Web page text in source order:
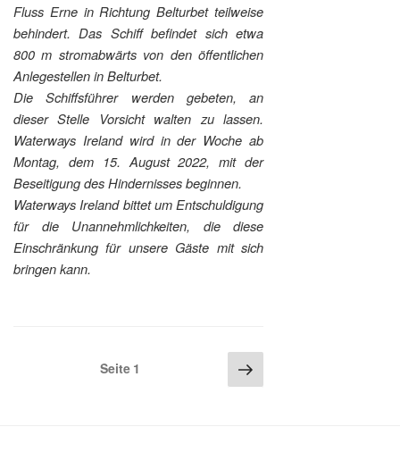
Fluss Erne in Richtung Belturbet teilweise
behindert. Das Schiff befindet sich etwa
800 m stromabwärts von den öffentlichen
Anlegestellen in Belturbet.
Die Schiffsführer werden gebeten, an
dieser Stelle Vorsicht walten zu lassen.
Waterways Ireland wird in der Woche ab
Montag, dem 15. August 2022, mit der
Beseitigung des Hindernisses beginnen.
Waterways Ireland bittet um Entschuldigung
für die Unannehmlichkeiten, die diese
Einschränkung für unsere Gäste mit sich
bringen kann.
Seitennummerierung
Seite1 Nächste
Seite